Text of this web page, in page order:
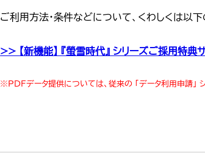
ご利用方法・条件などについて、くわしくは以
>> 【新機能】 『螢雪時代』 シリーズご採用特典
※PDFデータ提供については、従来の 「データ利用申請」